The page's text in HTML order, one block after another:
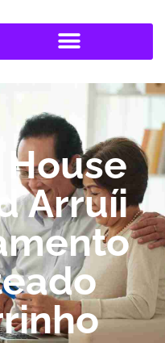
House
Arruíi